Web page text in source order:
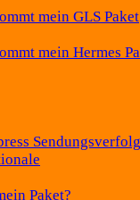
mein GLS Paket
mein Hermes
Paket?